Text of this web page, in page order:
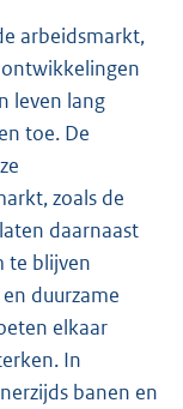
arbeidsmarkt,
leven lang
toe. De
zoals de
daarnaast
te blijven
duurzame
elkaar
In
banen en